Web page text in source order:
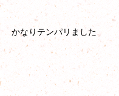
かなりテンパリました